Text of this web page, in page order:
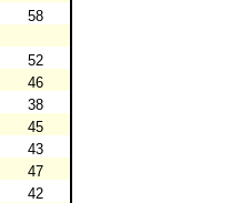
58
52
46
38
45
43
47
42